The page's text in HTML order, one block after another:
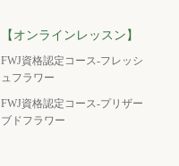
【オンラインレッスン】
FWJ資格認定コース-フレッシ
ュフラワー
FWJ資格認定コース-プリザー
ブドフラワー